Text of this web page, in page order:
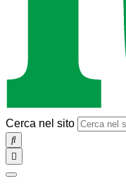
Cerca nel sito
SEARCH
Toggle
navigation
chiudi